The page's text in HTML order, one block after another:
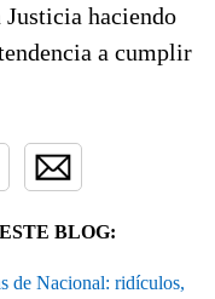
haciendo
a cumplir
BLOG:
de Nacional: ridículos,